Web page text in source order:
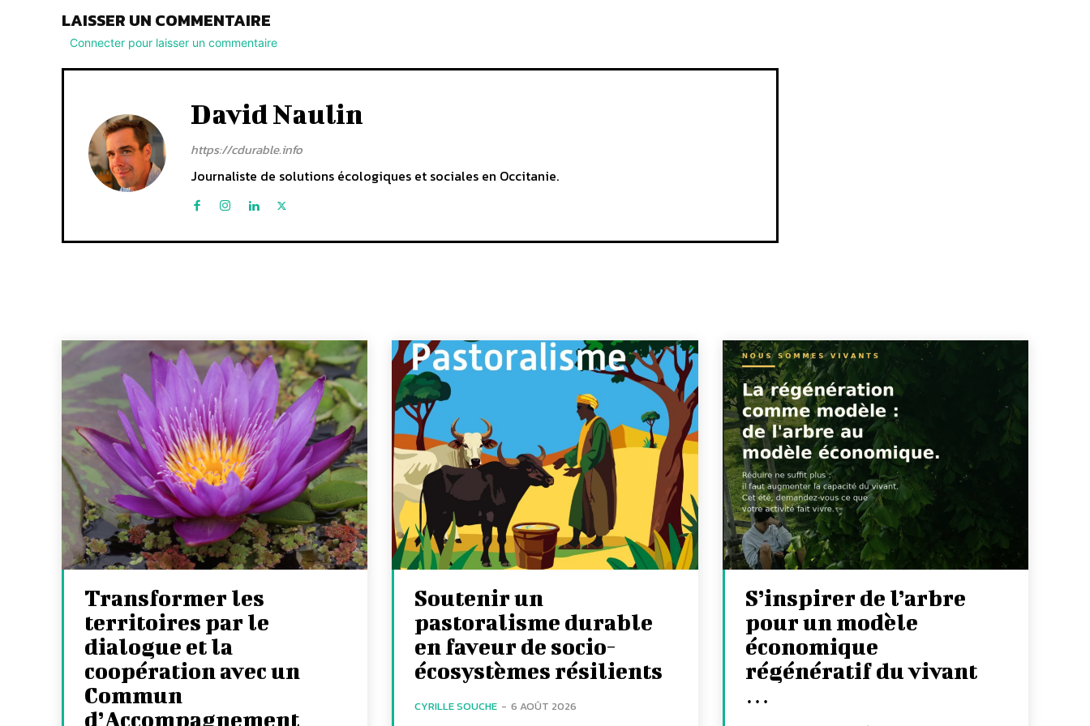
LAISSER UN COMMENTAIRE
Connecter pour laisser un commentaire
David Naulin
https://cdurable.info
Journaliste de solutions écologiques et sociales en Occitanie.
Transformer les
territoires par le
dialogue et la
coopération avec un
Commun
d’Accompagnement
Soutenir un
pastoralisme durable
en faveur de socio-
écosystèmes résilients
CYRILLE SOUCHE - 6 AOÛT 2026
S’inspirer de l’arbre
pour un modèle
économique
régénératif du vivant
…